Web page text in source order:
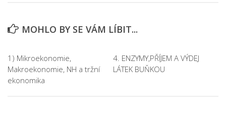
MOHLO BY SE VÁM LÍBIT...
1) Mikroekonomie,
Makroekonomie, NH a tržní
ekonomika
4. ENZYMY,PŘÍJEM A VÝDEJ
LÁTEK BUŇKOU